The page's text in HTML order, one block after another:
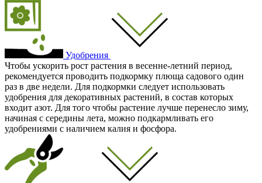
Удобрения
Чтобы ускорить рост растения в весенне-летний период,
рекомендуется проводить подкормку плюща садового один
раз в две недели. Для подкормки следует использовать
удобрения для декоративных растений, в состав которых
входит азот. Для того чтобы растение лучше перенесло зиму,
начиная с середины лета, можно подкармливать его
удобрениями с наличием калия и фосфора.